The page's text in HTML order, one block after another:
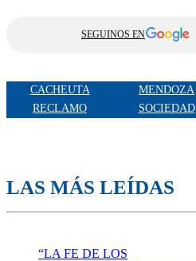
SEGUINOS EN
CACHEUTA MENDOZA
RECLAMO
SOCIEDAD
LAS MÁS LEÍDAS
“LA FE DE LOS